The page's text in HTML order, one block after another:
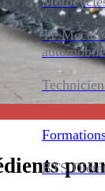
TP
automobile
BTS